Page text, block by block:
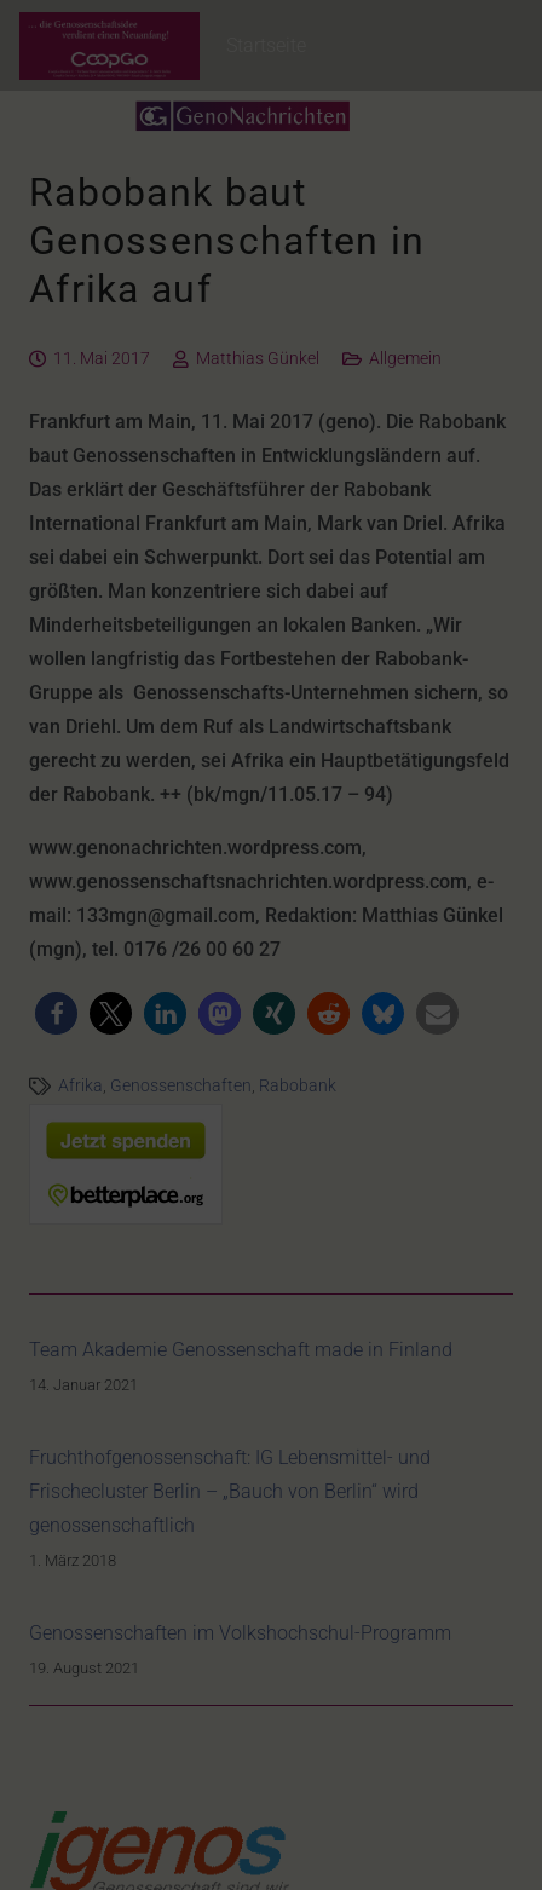
Rabobank baut
Genossenschaften in
Afrika auf
11. Mai 2017 Matthias Günkel Allgemein
Frankfurt am Main, 11. Mai 2017 (geno). Die Rabobank
baut Genossenschaften in Entwicklungsländern auf.
Das erklärt der Geschäftsführer der Rabobank
International Frankfurt am Main, Mark van Driel. Afrika
sei dabei ein Schwerpunkt. Dort sei das Potential am
größten. Man konzentriere sich dabei auf
Minderheitsbeteiligungen an lokalen Banken. „Wir
wollen langfristig das Fortbestehen der Rabobank-
Gruppe als Genossenschafts-Unternehmen sichern, so
van Driehl. Um dem Ruf als Landwirtschaftsbank
gerecht zu werden, sei Afrika ein Hauptbetätigungsfeld
der Rabobank. ++ (bk/mgn/11.05.17 – 94)
www.genonachrichten.wordpress.com,
www.genossenschaftsnachrichten.wordpress.com, e-
mail: 133mgn@gmail.com, Redaktion: Matthias Günkel
(mgn), tel. 0176 /26 00 60 27
Afrika, Genossenschaften, Rabobank
Team Akademie Genossenschaft made in Finland
14. Januar 2021
Fruchthofgenossenschaft: IG Lebensmittel- und
Frischecluster Berlin – „Bauch von Berlin“ wird
genossenschaftlich
1. März 2018
Genossenschaften im Volkshochschul-Programm
19. August 2021